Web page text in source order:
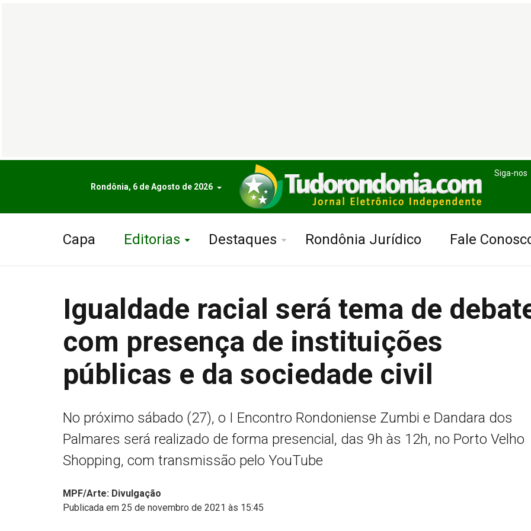
Rondônia, 6 de Agosto de 2026
Siga-nos
Capa Editorias Destaques Rondônia Jurídico Fale
Igualdade racial será tema de
com presença de instituições
públicas e da sociedade civil
No próximo sábado (27), o I Encontro Rondoniense Zumbi e Dandara dos
Palmares será realizado de forma presencial, das 9h às 12h, no Porto Velho
Shopping, com transmissão pelo YouTube
MPF/Arte: Divulgação
Publicada em 25 de novembro de 2021 às 15:45